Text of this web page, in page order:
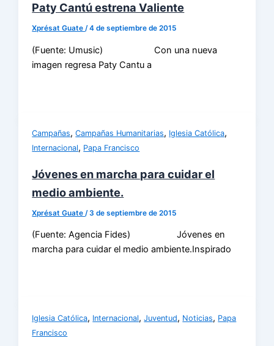
Paty Cantú estrena Valiente
Xprésat Guate/4 de septiembre de 2015
(Fuente: Umusic) Con una nueva
imagen regresa Paty Cantu a
Campañas,Campañas Humanitarias, Iglesia Católica,
Internacional, Papa Francisco
Jóvenes en marcha para cuidar el
medio ambiente.
Xprésat Guate /3 de septiembre de 2015
(Fuente: Agencia Fides) Jóvenes en
marcha para cuidar el medio ambiente.Inspirado
Iglesia Católica, Internacional,Juventud, Noticias, Papa
Francisco